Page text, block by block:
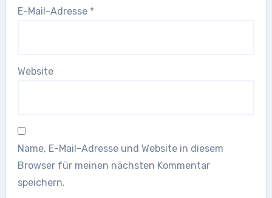
E-Mail-Adresse *
Website
Name, E-Mail-Adresse und Website in diesem
Browser für meinen nächsten Kommentar
speichern.